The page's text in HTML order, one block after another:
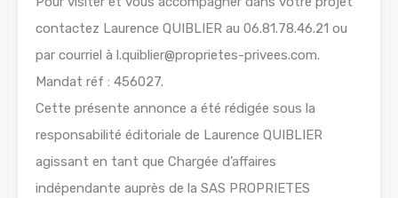
contactez Laurence QUIBLIER au 06.81.78.46.21 ou
par courriel à l.quiblier@proprietes-privees.com.
Mandat réf : 456027.
Cette présente annonce a été rédigée sous la
responsabilité éditoriale de Laurence QUIBLIER
agissant en tant que Chargée d’affaires
indépendante auprès de la SAS PROPRIETES